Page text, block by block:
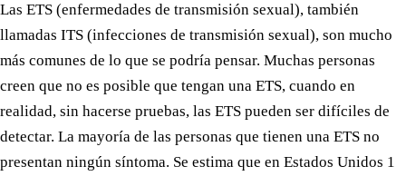
Las ETS (enfermedades de transmisión sexual), también
llamadas ITS (infecciones de transmisión sexual), son mucho
más comunes de lo que se podría pensar. Muchas personas
creen que no es posible que tengan una ETS, cuando en
realidad, sin hacerse pruebas, las ETS pueden ser difíciles de
detectar. La mayoría de las personas que tienen una ETS no
presentan ningún síntoma. Se estima que en Estados Unidos 1